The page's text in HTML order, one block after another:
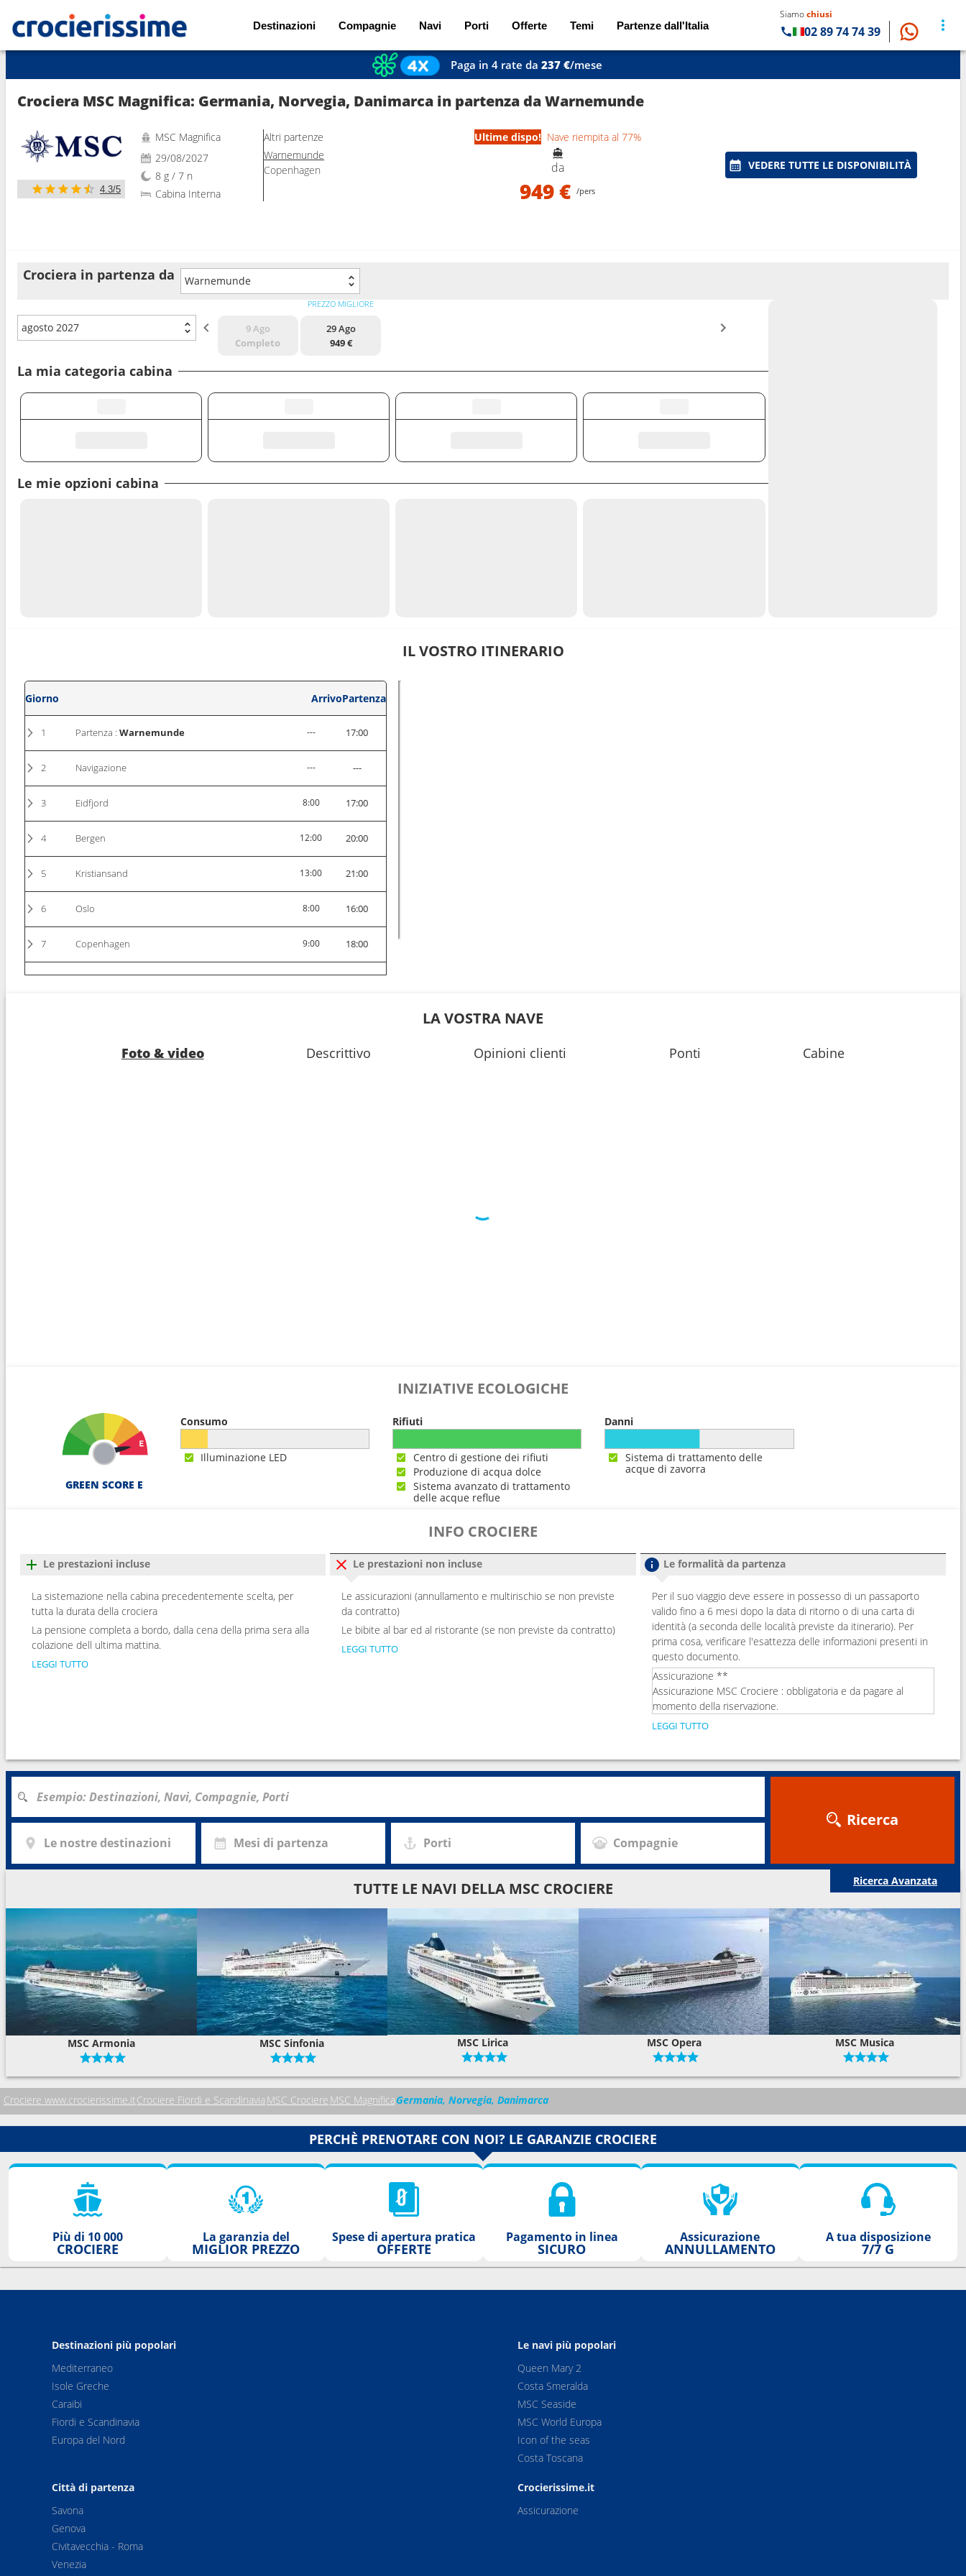
Destinazioni Compagnie Navi Porti Offerte Temi Partenze dall'Italia
Siamochiusi
02 89 74 74 39
Mostra le altre 128 foto
Paga in 4 rate da 237 €/mese
Crociera MSC Magnifica: Germania, Norvegia, Danimarca in partenza da Warnemunde
4.3/5
MSC Magnifica
29/08/2027
8 g / 7 n
Cabina Interna
Altri partenze
Warnemunde
Copenhagen
Ultime dispo! Nave riempita al 77%
da
949 € /pers
VEDERE TUTTE LE DISPONIBILITÀ
Crociera in partenza da Warnemunde
agosto 2027
9 Ago
Completo
PREZZO MIGLIORE
29 Ago
949 €
La mia categoria cabina
Le mie opzioni cabina
IL VOSTRO ITINERARIO
Giorno ArrivoPartenza
1 Partenza : Warnemunde --- 17:00
2 Navigazione --- ---
3 Eidfjord 8:00 17:00
4 Bergen 12:00 20:00
5 Kristiansand 13:00 21:00
6 Oslo 8:00 16:00
7 Copenhagen 9:00 18:00
8 Arrivo :Warnemunde 7:00 ---
LA VOSTRA NAVE
Foto & video Descrittivo Opinioni clienti Ponti Cabine
INIZIATIVE ECOLOGICHE
GREEN SCORE E
Consumo
Illuminazione LED
Rifiuti
Centro di gestione dei rifiuti
Produzione di acqua dolce
Sistema avanzato di trattamento
delle acque reflue
Danni
Sistema di trattamento delle
acque di zavorra
INFO CROCIERE
Le prestazioni incluse
La sistemazione nella cabina precedentemente scelta, per
tutta la durata della crociera
La pensione completa a bordo, dalla cena della prima sera alla
colazione dell ultima mattina.
LEGGI TUTTO
Le prestazioni non incluse
Le assicurazioni (annullamento e multirischio se non previste
da contratto)
Le bibite al bar ed al ristorante (se non previste da contratto)
LEGGI TUTTO
Le formalità da partenza
Per il suo viaggio deve essere in possesso di un passaporto
valido fino a 6 mesi dopo la data di ritorno o di una carta di
identità (a seconda delle località previste da itinerario). Per
prima cosa, verificare l'esattezza delle informazioni presenti in
questo documento.
Assicurazione **
Assicurazione MSC Crociere : obbligatoria e da pagare al
momento della riservazione.
LEGGI TUTTO
Le nostre destinazioni Mesi di partenza Porti Compagnie
Ricerca
Ricerca Avanzata
TUTTE LE NAVI DELLA MSC CROCIERE
MSC Armonia MSC Sinfonia MSC Lirica MSC Opera MSC Musica
Crociere www.crocierissime.itCrociere Fiordi e Scandinavia MSC Crociere MSC MagnificaGermania, Norvegia, Danimarca
PERCHÈ PRENOTARE CON NOI? LE GARANZIE CROCIERE
Più di 10 000
CROCIERE
La garanzia del
MIGLIOR PREZZO
Spese di apertura pratica
OFFERTE
Pagamento in linea
SICURO
Assicurazione
ANNULLAMENTO
A tua disposizione
7/7 G
Destinazioni più popolari
Mediterraneo
Isole Greche
Caraibi
Fiordi e Scandinavia
Europa del Nord
Le navi più popolari
Queen Mary 2
Costa Smeralda
MSC Seaside
MSC World Europa
Icon of the seas
Costa Toscana
Città di partenza
Savona
Genova
Civitavecchia - Roma
Venezia
Crocierissime.it
Assicurazione